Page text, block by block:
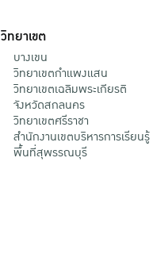
วิทยาเขต
บางเขน
วิทยาเขตกําแพงแสน
วิทยาเขตเฉลิมพระเกียรติ
จังหวัดสกลนคร
วิทยาเขตศรีราชา
สำนักงานเขตบริหารการเรียนรู้
พื้นที่สุพรรณบุรี